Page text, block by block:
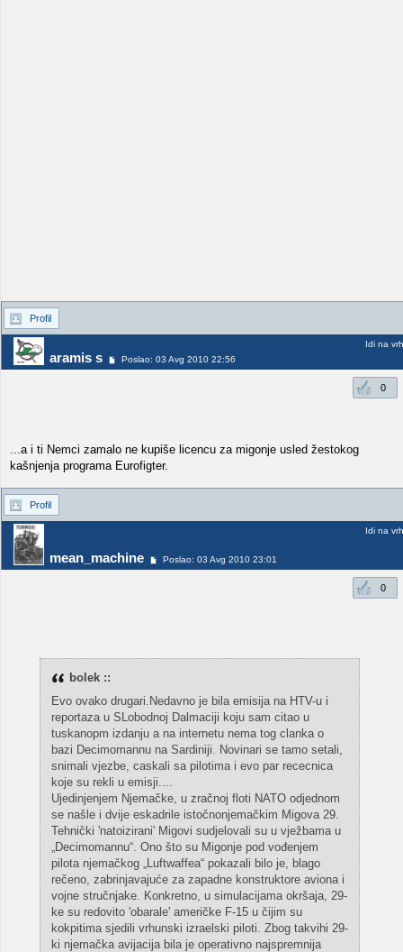
Profil
aramis s Poslao: 03 Avg 2010 22:56
Idi na vrh
0
...a i ti Nemci zamalo ne kupiše licencu za migonje usled žestokog
kašnjenja programa Eurofigter.
Profil
mean_machine Poslao: 03 Avg 2010 23:01
Idi na vrh
0
bolek ::
Evo ovako drugari.Nedavno je bila emisija na HTV-u i
reportaza u SLobodnoj Dalmaciji koju sam citao u
tuskanopm izdanju a na internetu nema tog clanka o
bazi Decimomannu na Sardiniji. Novinari se tamo setali,
snimali vjezbe, caskali sa pilotima i evo par rececnica
koje su rekli u emisji....
Ujedinjenjem Njemačke, u zračnoj floti NATO odjednom
se našle i dvije eskadrile istočnonjemačkim Migova 29.
Tehnički 'natoizirani' Migovi sudjelovali su u vježbama u
„Decimomannu“. Ono što su Migonje pod vođenjem
pilota njemačkog „Luftwaffea“ pokazali bilo je, blago
rečeno, zabrinjavajuće za zapadne konstruktore aviona i
vojne stručnjake. Konkretno, u simulacijama okršaja, 29-
ke su redovito 'obarale' američke F-15 u čijim su
kokpitima sjedili vrhunski izraelski piloti. Zbog takvihi 29-
ki njemačka avijacija bila je operativno najspremnija